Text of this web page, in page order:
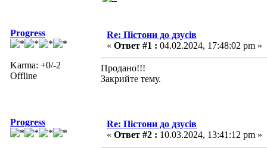
Progress
Karma: +0/-2
Offline
Re: Пістони до дзусів
« Ответ #1 : 04.02.2024, 17:48:02 pm »
Продано!!!
Закрийте тему.
Progress
Re: Пістони до дзусів
« Ответ #2 : 10.03.2024, 13:41:12 pm »